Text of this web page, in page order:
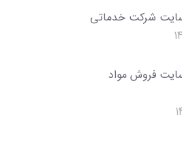
شرکت خدماتی
فروش مواد